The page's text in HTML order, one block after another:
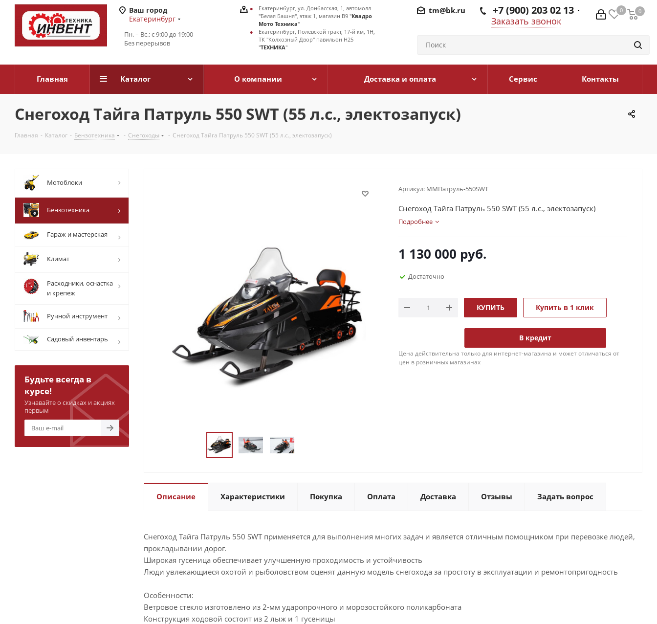
Ваш город
Екатеринбург
Пн. – Вс.: с 9:00 до 19:00
Без перерывов
0 0
0
+7 (900) 203 02 13
Заказать звонок
tm@bk.ru
Екатеринбург, ул. Донбасская, 1, автомолл
"Белая Башня", этаж 1, магазин В9 "Квадро
Мото Техника"
Екатеринбург, Полевской тракт, 17-й км, 1Н,
ТК "Колхозный Двор" павильон Н25
"ТЕХНИКА"
Главная Каталог О компании Доставка и оплата Сервис Контакты
Снегоход Тайга Патруль 550 SWT (55 л.с., электозапуск)
Главная - Каталог - Бензотехника - Снегоходы - Снегоход Тайга Патруль 550 SWT (55 л.с., электозапуск)
Артикул: MMПатруль-550SWT
Снегоход Тайга Патруль 550 SWT (55 л.с., электозапуск)
Подробнее
1 130 000 руб.
Достаточно
КУПИТЬ Купить в 1 клик
В кредит
Цена действительна только для интернет-магазина и может отличаться от
цен в розничных магазинах
Описание Характеристики Покупка Оплата Доставка Отзывы Задать вопрос
Снегоход Тайга Патруль 550 SWT применяется для выполнения многих задач и является отличным помощником при перевозке людей,
прокладывании дорог.
Широкая гусеница обеспечивает улучшенную проходимость и устойчивость
Люди увлекающиеся охотой и рыболовством оценят данную модель снегохода за простоту в эксплуатации и ремонтопригодность
Особенности:
Ветровое стекло изготовлено из 2-мм ударопрочного и морозостойкого поликарбоната
Конструкция ходовой состоит из 2 лыж и 1 гусеницы
Мотоблоки
Бензотехника
Гараж и мастерская
Климат
Расходники, оснастка
и крепеж
Ручной инструмент
Садовый инвентарь
Будьте всегда в
курсе!
Узнавайте о скидках и акциях
первым